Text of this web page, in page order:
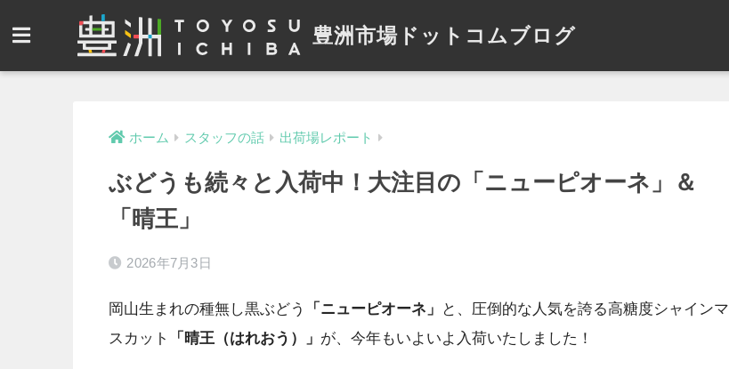
豊洲市場ドットコムブログ
ホーム スタッフの話 出荷場レポート
ぶどうも続々と入荷中！大注目の「ニューピオーネ」＆
「晴王」
2026年7月3日
岡山生まれの種無し黒ぶどう 「ニューピオーネ」
と、圧倒的な人気を誇る高糖度シャインマ
スカット
「晴王（はれおう）」 が、今年もいよいよ入荷いたしました！